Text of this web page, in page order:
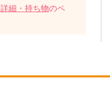
詳細・持ち物のペ